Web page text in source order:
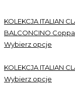
KOLEKCJA ITALIAN
BALCONCINO
Wybierz opcje
KOLEKCJA ITALIAN
Wybierz opcje